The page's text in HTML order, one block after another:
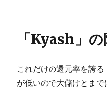
「Kyash」
これだけの還元率を誇
が低いので大儲けとまで